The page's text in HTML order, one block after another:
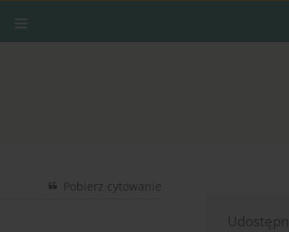
Pobierz cytowanie
Udostępnij